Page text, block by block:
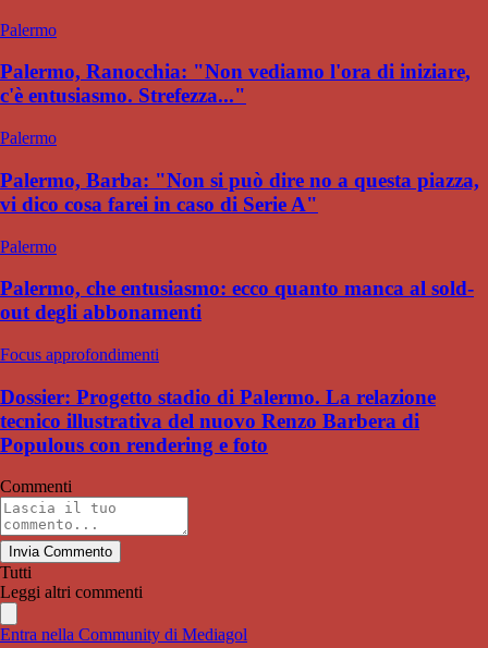
Palermo
Palermo, Ranocchia: "Non vediamo l'ora di iniziare,
c'è entusiasmo. Strefezza..."
Palermo
Palermo, Barba: "Non si può dire no a questa piazza,
vi dico cosa farei in caso di Serie A"
Palermo
Palermo, che entusiasmo: ecco quanto manca al sold-
out degli abbonamenti
Focus approfondimenti
Dossier: Progetto stadio di Palermo. La relazione
tecnico illustrativa del nuovo Renzo Barbera di
Populous con rendering e foto
Commenti
Invia Commento
Tutti
Leggi altri commenti
Entra nella Community di Mediagol